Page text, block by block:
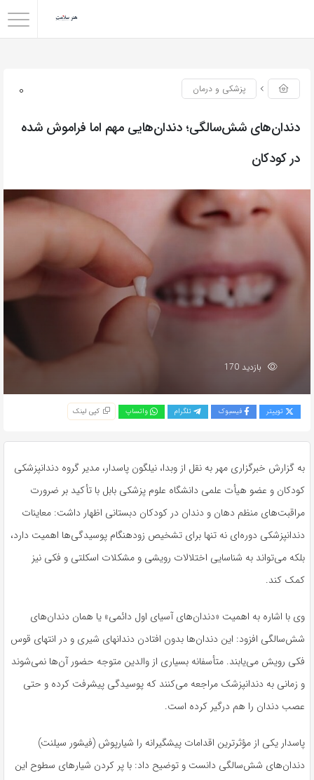
0 پزشکی و درمان
دندان‌های شش‌سالگی؛ دندان‌هایی مهم اما فراموش شده
در کودکان
بازدید 170
توییتر فیسبوک تلگرام واتساپ کپی لینک
به گزارش خبرگزاری مهر به نقل از وبدا، نیلگون پاسدار، مدیر گروه دندانپزشکی
کودکان و عضو هیأت علمی دانشگاه علوم پزشکی بابل با تأکید بر ضرورت
مراقبت‌های منظم دهان و دندان در کودکان دبستانی اظهار داشت: معاینات
دندانپزشکی دوره‌ای نه تنها برای تشخیص زودهنگام پوسیدگی‌ها اهمیت دارد،
بلکه می‌تواند به شناسایی اختلالات رویشی و مشکلات اسکلتی و فکی نیز
کمک کند.
وی با اشاره به اهمیت «دندان‌های آسیای اول دائمی» یا همان دندان‌های
شش‌سالگی افزود: این دندان‌ها بدون افتادن دندانهای شیری و در انتهای قوس
فکی رویش می‌یابند. متأسفانه بسیاری از والدین متوجه حضور آن‌ها نمی‌شوند
و زمانی به دندانپزشک مراجعه می‌کنند که پوسیدگی پیشرفت کرده و حتی
عصب دندان را هم درگیر کرده است.
پاسدار یکی از مؤثرترین اقدامات پیشگیرانه را شیارپوش (فیشور سیلنت)
دندان‌های شش‌سالگی دانست و توضیح داد: با پر کردن شیارهای سطوح این